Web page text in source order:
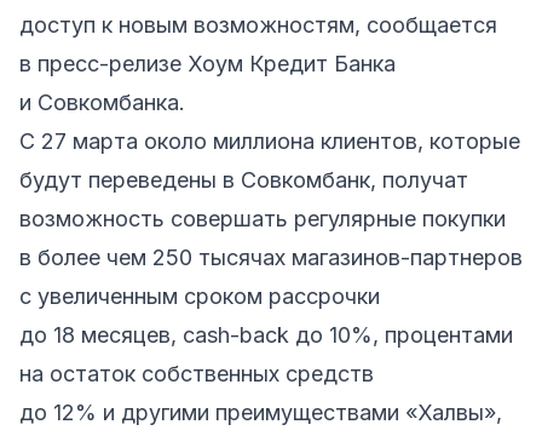
доступ к новым возможностям, сообщается
в пресс-релизе Хоум Кредит Банка
и Совкомбанка.
С 27 марта около миллиона клиентов, которые
будут переведены в Совкомбанк, получат
возможность совершать регулярные покупки
в более чем 250 тысячах магазинов-партнеров
с увеличенным сроком рассрочки
до 18 месяцев, cash-back до 10%, процентами
на остаток собственных средств
до 12% и другими преимуществами «Халвы»,